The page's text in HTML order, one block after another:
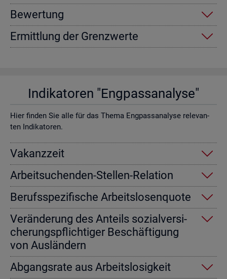
Be­wer­tung
Er­mitt­lung der Grenz­wer­te
In­di­ka­to­ren "Eng­pass­ana­ly­se"
Hier fin­den Sie alle für das Thema Eng­pass­ana­ly­se re­le­van­
ten In­di­ka­to­ren.
Va­kanz­zeit
Ar­beit­su­chen­den-Stel­len-Re­la­ti­on
Be­rufs­spe­zi­fi­sche Ar­beits­lo­sen­quo­te
Ver­än­de­rung des An­teils so­zi­al­ver­si­
che­rungs­pflich­ti­ger Be­schäf­ti­gung
von Aus­län­dern
Ab­gangs­ra­te aus Ar­beits­lo­sig­keit